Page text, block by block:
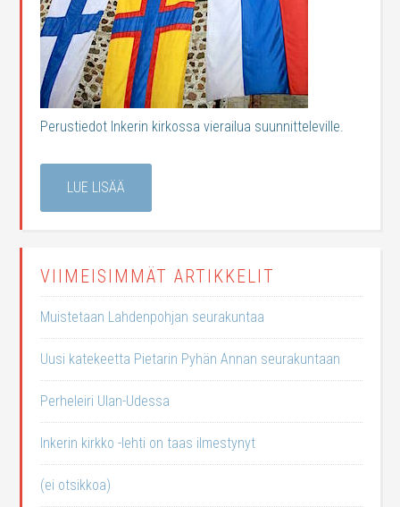
Perustiedot Inkerin kirkossa vierailua suunnitteleville.
LUE LISÄÄ
VIIMEISIMMÄT ARTIKKELIT
Muistetaan Lahdenpohjan seurakuntaa
Uusi katekeetta Pietarin Pyhän Annan seurakuntaan
Perheleiri Ulan-Udessa
Inkerin kirkko -lehti on taas ilmestynyt
(ei otsikkoa)